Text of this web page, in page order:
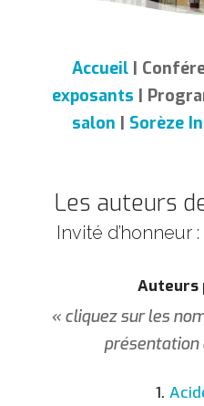
Accueil |
exposants |
salon | Sorèze
Les auteurs
Invité d’honneur :
Auteurs
« cliquez sur les
présentation
1.